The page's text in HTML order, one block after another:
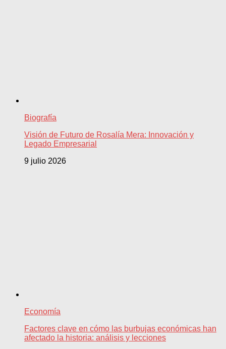
Biografía
Visión de Futuro de Rosalía Mera: Innovación y
Legado Empresarial
9 julio 2026
Economía
Factores clave en cómo las burbujas económicas han
afectado la historia: análisis y lecciones